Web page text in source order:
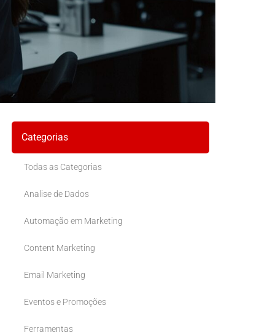
Categorias
Todas as Categorias
Analise de Dados
Automação em Marketing
Content Marketing
Email Marketing
Eventos e Promoções
Ferramentas